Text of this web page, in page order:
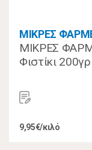
ΜΙΚΡΕΣ
ΜΙΚΡΕΣ
Φιστίκι 200γρ
9,95€/κιλό